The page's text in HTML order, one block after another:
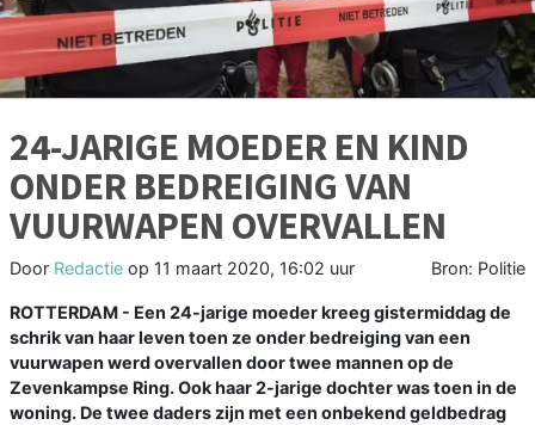
24-JARIGE MOEDER EN KIND
ONDER BEDREIGING VAN
VUURWAPEN OVERVALLEN
Door Redactie op 11 maart 2020, 16:02 uur Bron: Politie
ROTTERDAM - Een 24-jarige moeder kreeg gistermiddag de
schrik van haar leven toen ze onder bedreiging van een
vuurwapen werd overvallen door twee mannen op de
Zevenkampse Ring. Ook haar 2-jarige dochter was toen in de
woning. De twee daders zijn met een onbekend geldbedrag